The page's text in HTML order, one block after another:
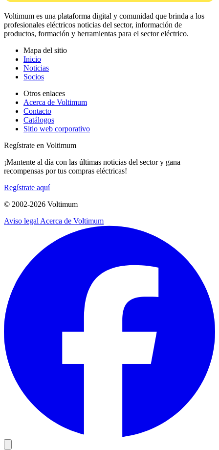
Voltimum es una plataforma digital y comunidad que brinda a los
profesionales eléctricos noticias del sector, información de
productos, formación y herramientas para el sector eléctrico.
Mapa del sitio
Inicio
Noticias
Socios
Otros enlaces
Acerca de Voltimum
Contacto
Catálogos
Sitio web corporativo
Regístrate en Voltimum
¡Mantente al día con las últimas noticias del sector y gana
recompensas por tus compras eléctricas!
Regístrate aquí
© 2002-2026 Voltimum
Aviso legal Acerca de Voltimum